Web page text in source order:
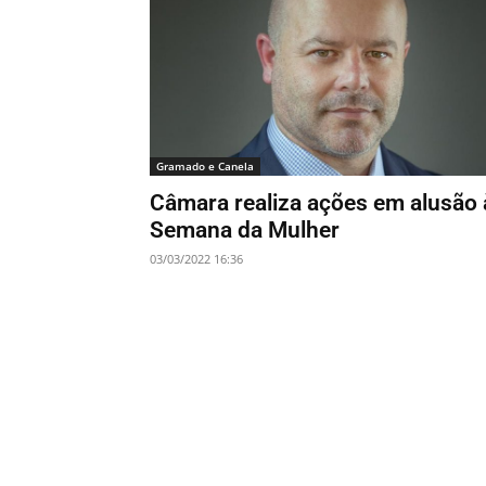
Gramado e Canela
Câmara realiza ações em alusão
Semana da Mulher
03/03/2022 16:36